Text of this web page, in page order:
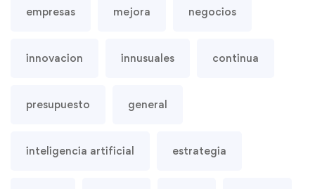
empresas mejora negocios
innovacion innusuales continua
presupuesto general
inteligencia artificial estrategia